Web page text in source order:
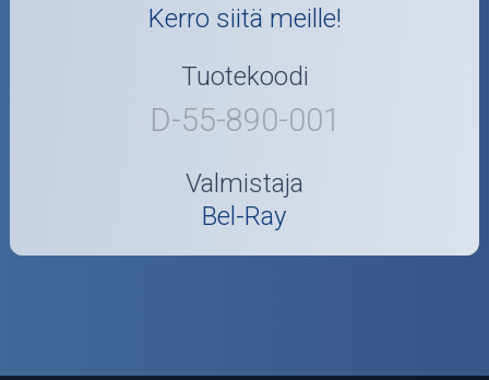
Kerro siitä meille!
Tuotekoodi
D-55-890-001
Valmistaja
Bel-Ray